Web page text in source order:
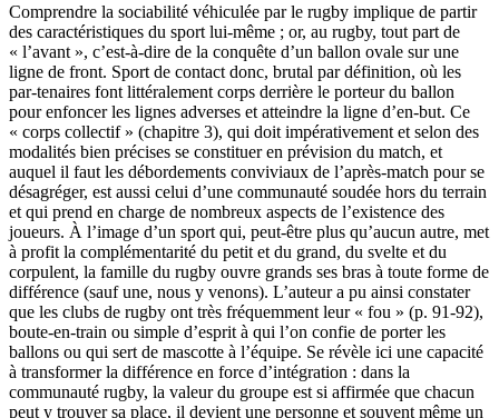
Comprendre la sociabilité véhiculée par le rugby implique de partir
des caractéristiques du sport lui-même ; or, au rugby, tout part de
« l’avant », c’est-à-dire de la conquête d’un ballon ovale sur une
ligne de front. Sport de contact donc, brutal par définition, où les
par-tenaires font littéralement corps derrière le porteur du ballon
pour enfoncer les lignes adverses et atteindre la ligne d’en-but. Ce
« corps collectif » (chapitre 3), qui doit impérativement et selon des
modalités bien précises se constituer en prévision du match, et
auquel il faut les débordements conviviaux de l’après-match pour se
désagréger, est aussi celui d’une communauté soudée hors du terrain
et qui prend en charge de nombreux aspects de l’existence des
joueurs. À l’image d’un sport qui, peut-être plus qu’aucun autre, met
à profit la complémentarité du petit et du grand, du svelte et du
corpulent, la famille du rugby ouvre grands ses bras à toute forme de
différence (sauf une, nous y venons). L’auteur a pu ainsi constater
que les clubs de rugby ont très fréquemment leur « fou » (p. 91-92),
boute-en-train ou simple d’esprit à qui l’on confie de porter les
ballons ou qui sert de mascotte à l’équipe. Se révèle ici une capacité
à transformer la différence en force d’intégration : dans la
communauté rugby, la valeur du groupe est si affirmée que chacun
peut y trouver sa place, il devient une personne et souvent même un